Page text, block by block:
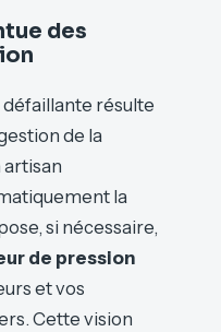
des
résulte
de la
artisan
la
si nécessaire,
de pression
et vos
Cette vision